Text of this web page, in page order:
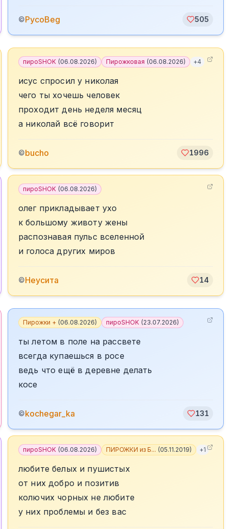
©PycoBeg 505
пироSHOK (06.08.2026) Пирожковая (06.08.2026) +4
исус спросил у николая
чего ты хочешь человек
проходит день неделя месяц
а николай всё говорит
©bucho 1996
пироSHOK (06.08.2026)
олег прикладывает ухо
к большому животу жены
распознавая пульс вселенной
и голоса других миров
©Неусита 14
Пирожки + (06.08.2026) пироSHOK (23.07.2026)
ты летом в поле на рассвете
всегда купаешься в росе
ведь что ещё в деревне делать
косе
©kochegar_ka 131
пироSHOK (06.08.2026) ПИРОЖКИ из Б... (05.11.2019) +1
любите белых и пушистых
от них добро и позитив
колючих чорных не любите
у них проблемы и без вас